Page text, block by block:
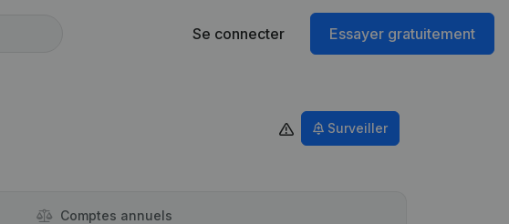
Se connecter Essayer gratuitement
Surveiller
Comptes annuels